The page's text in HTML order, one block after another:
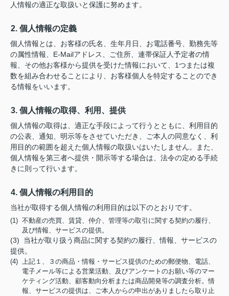
人情報の適正な取扱いと保護に努めます。
2. 個人情報の定義
個人情報とは、お客様の氏名、生年月日、お電話番号、勤務先等
の属性情報、E-Mailアドレス、ご住所、連帯保証人予定者の情
報、その他お客様から提供を受けた情報において、1つまたは複
数を組み合わせることにより、お客様個人を特定することのでき
る情報をいいます。
3. 個人情報の取得、利用、提供
個人情報の取得は、適正な手段によって行うとともに、利用目的
の公表、通知、明示等をさせていただき、ご本人の同意なく、利
用目的の範囲を超えた個人情報の取扱いはいたしません。また、
個人情報を第三者へ提供・開示等する場合は、法令の定める手続
きに則って行います。
4. 個人情報の利用目的
当社が取得する個人情報の利用目的は以下のとおりです。
(1) 不動産の売買、賃貸、仲介、管理等の取引に関する契約の履行、
及び情報、サービスの提供。
(3) 当社が取り扱う商品に関する契約の履行、情報、サービスの
提供。
(4) 上記１、３の商品・情報・サービス提供のための郵便物、電話、
電子メール等による営業活動、及びアンケートのお願い等のマー
ケティング活動、顧客動向分析または商品開発等の調査分析。情
報、サービスの提供は、ご本人からの申出がありましたら取り止